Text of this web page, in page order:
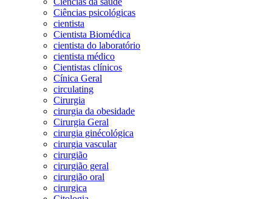
Ciências psicológicas
cientista
Cientista Biomédica
cientista do laboratório
cientista médico
Cientistas clínicos
Cínica Geral
circulating
Cirurgia
cirurgia da obesidade
Cirurgia Geral
cirurgia ginécológica
cirurgia vascular
cirurgião
cirurgião geral
cirurgião oral
cirurgica